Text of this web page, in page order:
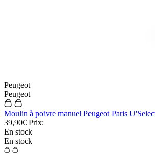
Peugeot
Peugeot
Moulin à poivre manuel Peugeot Paris
39,90€ Prix:
En stock
En stock